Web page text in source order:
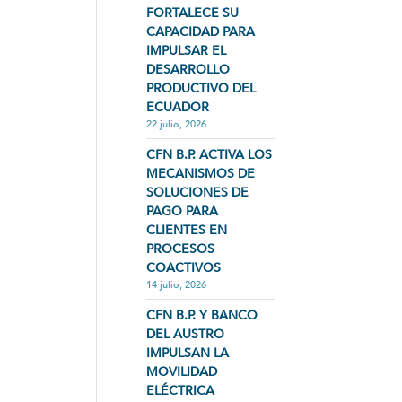
FORTALECE SU
CAPACIDAD PARA
IMPULSAR EL
DESARROLLO
PRODUCTIVO DEL
ECUADOR
22 julio, 2026
CFN B.P. ACTIVA LOS
MECANISMOS DE
SOLUCIONES DE
PAGO PARA
CLIENTES EN
PROCESOS
COACTIVOS
14 julio, 2026
CFN B.P. Y BANCO
DEL AUSTRO
IMPULSAN LA
MOVILIDAD
ELÉCTRICA